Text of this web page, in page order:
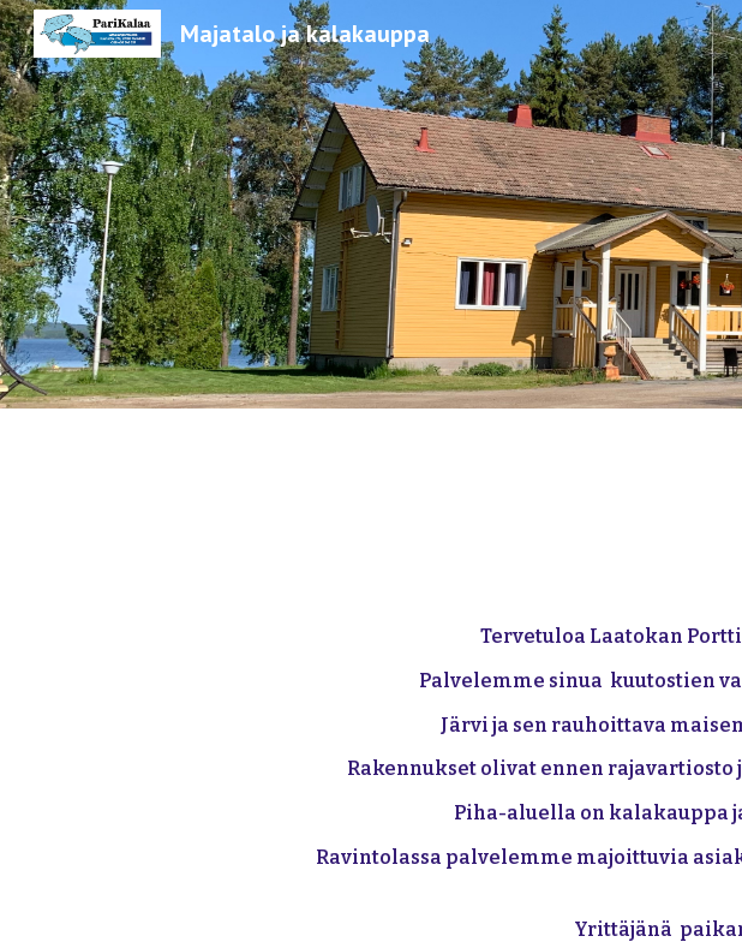
Skip to main content
Majatalo ja kalakauppa
Tervetuloa Laatokan
Palvelemme sinua kuutostien
Järvi ja sen rauhoittava
Rakennukset olivat ennen
Piha-aluella on kalakauppa
Ravintolassa palvelemme majoittuvia
Yrittäjänä